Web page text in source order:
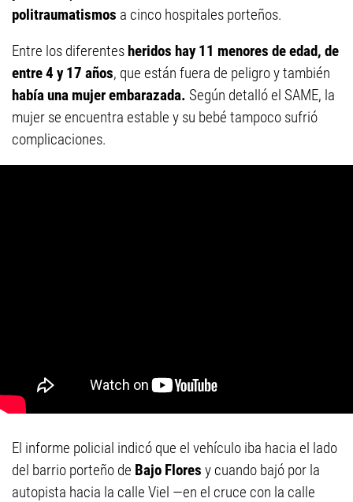
politraumatismos a cinco hospitales porteños.
Entre los diferentesheridos hay 11 menores de edad, de
entre 4 y 17 años, que están fuera de peligro y también
había una mujer embarazada. Según detalló el SAME, la
mujer se encuentra estable y su bebé tampoco sufrió
complicaciones.
El informe policial indicó que el vehículo iba hacia el lado
del barrio porteño de Bajo Flores y cuando bajó por la
autopista hacia la calle Viel —en el cruce con la calle